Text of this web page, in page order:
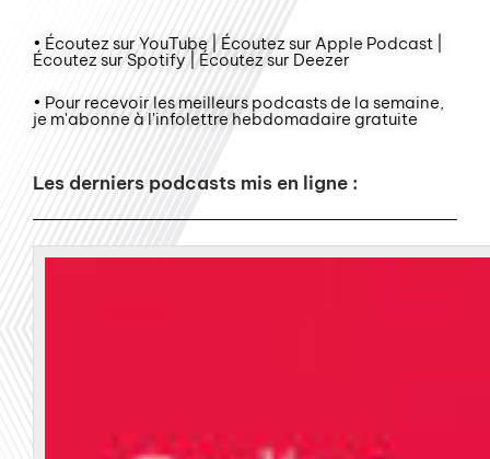
• Écoutez sur YouTube | Écoutez sur Apple Podcast |
Écoutez sur Spotify | Écoutez sur Deezer
• Pour recevoir les meilleurs podcasts de la semaine,
je m'abonne à l'infolettre hebdomadaire gratuite
Les derniers podcasts mis en ligne :